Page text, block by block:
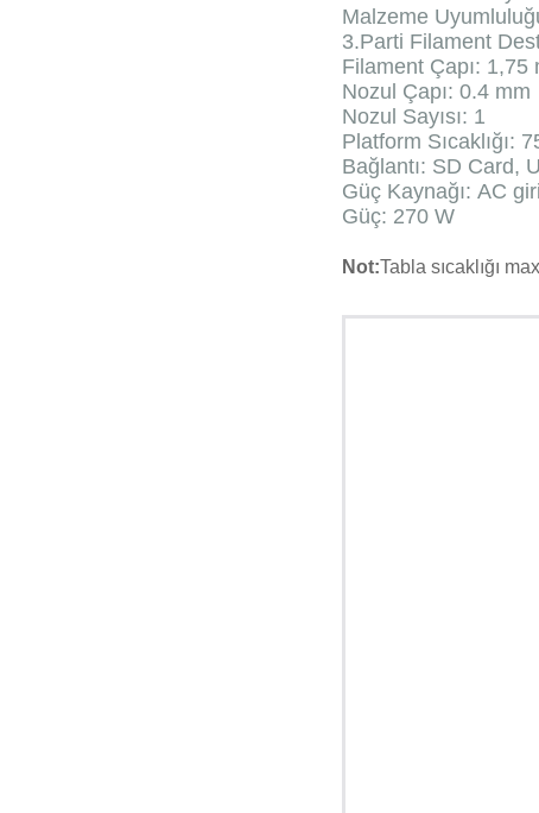
Malzeme
3.Parti Filament
Filament Çapı: 1,75
Nozul Çapı: 0.4 mm
Nozul Sayısı: 1
Platform Sıcaklığı:
Bağlantı: SD Card,
Güç Kaynağı: AC
Güç: 270 W
Not:Tabla sıcaklığı